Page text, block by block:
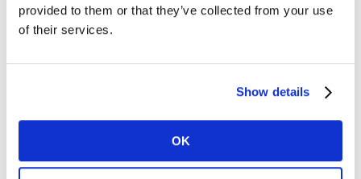
provided to them or that they’ve collected from your use
of their services.
Show details
OK
THX. permette di passare dal semplice planning
all’ottimizzazione continua, collegando l’esposizione
Grazie alla precisione dei dati e alla copertura
monitorare l’esposizione reale delle proprie